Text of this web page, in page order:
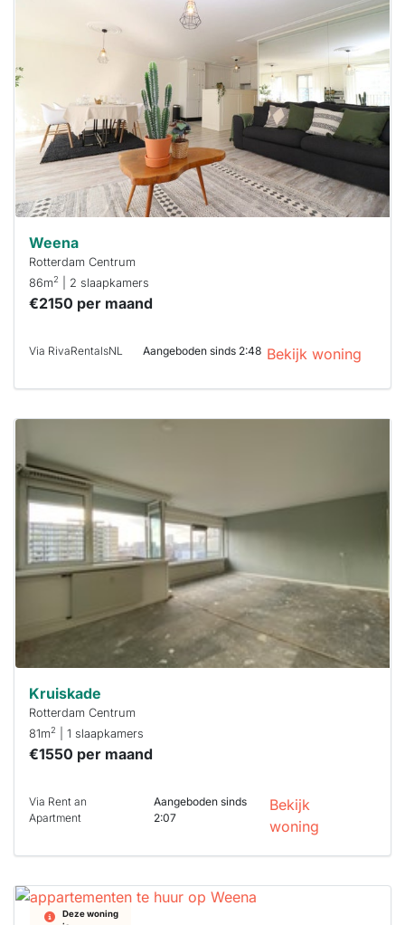
al verhuurd
Om kans te
maken moet je
reageren.
Stekkies helpt
je hierbij!
Weena
Rotterdam Centrum
86m2 | 2 slaapkamers
€2150 per maand
Via RivaRentalsNL Aangeboden sinds 2:48 Bekijk woning
waarschijnlijk
al verhuurd
Om kans te
maken moet je
binnen 15
minuten
reageren.
Stekkies helpt
je hierbij!
Kruiskade
Rotterdam Centrum
81m2 | 1 slaapkamers
€1550 per maand
Via Rent an
Apartment
Aangeboden sinds
2:07
Bekijk
woning
Deze woning